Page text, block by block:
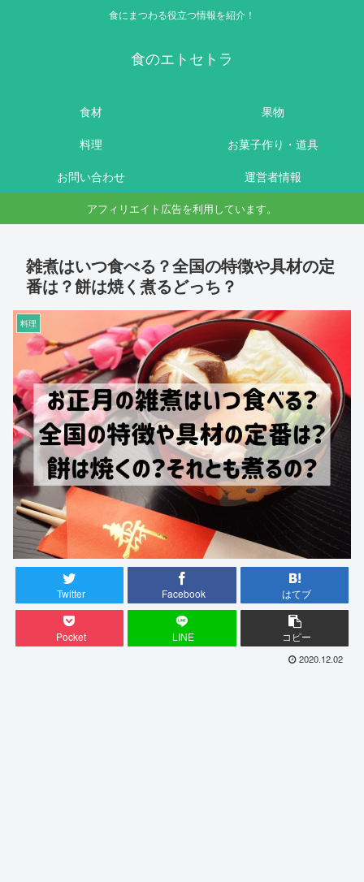
食にまつわる役立つ情報を紹介！
食のエトセトラ
食材
果物
料理
お菓子作り・道具
お問い合わせ
運営者情報
アフィリエイト広告を利用しています。
雑煮はいつ食べる？全国の特徴や具材の定
番は？餅は焼く煮るどっち？
料理
Twitter Facebook はてブ
Pocket LINE コピー
2020.12.02